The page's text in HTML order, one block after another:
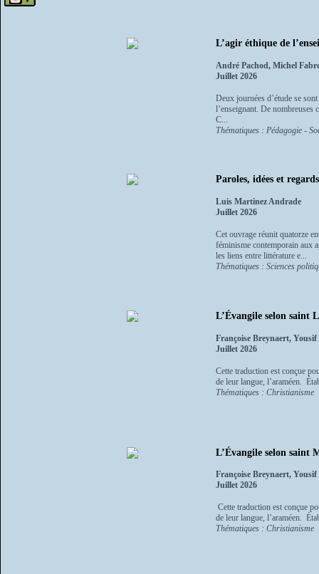
L’agir éthique de
André Pachod, Michel
Juillet 2026
Deux journées d’étude se
l’enseignant. De nombreuses
C...
Thématiques : Pédagogie -
Paroles, idées et
Luis Martinez Andrade
Juillet 2026
Cet ouvrage réunit quatorze
féminisme contemporain aux
les liens entre littérature e...
Thématiques : Sciences
L’Évangile selon saint
Françoise Breynaert,
Juillet 2026
Cette traduction est conçue
de leur langue, l’araméen.
Thématiques : Christianisme
L’Évangile selon saint
Françoise Breynaert,
Juillet 2026
Cette traduction est conçue
de leur langue, l’araméen.
Thématiques : Christianisme